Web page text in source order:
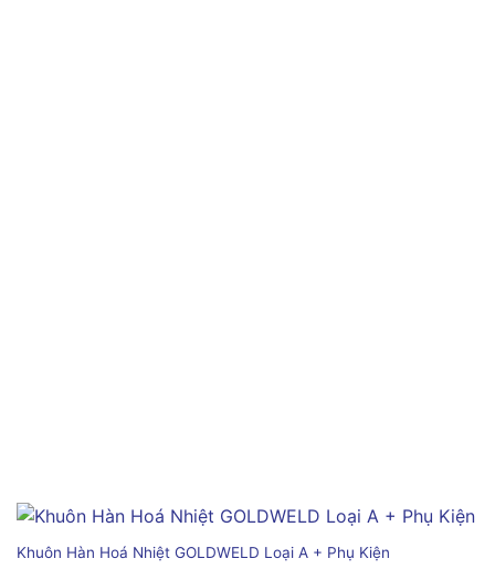
Khuôn Hàn Hoá Nhiệt GOLDWELD Loại A + Phụ Kiện